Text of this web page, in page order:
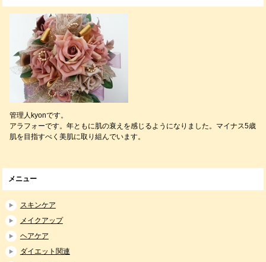
管理人kyonです。
アラフォーです。年ともに肌の衰えを感じるようになりました。マイナス5歳
肌を目指すべく美肌に取り組んでいます。
メニュー
スキンケア
メイクアップ
ヘアケア
ダイエット関連